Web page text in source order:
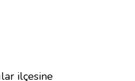
ilçesine